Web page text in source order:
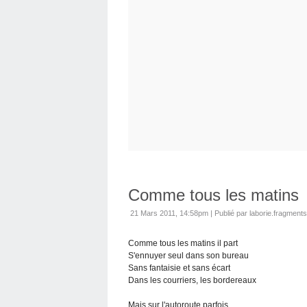
Comme tous les matins
21 Mars 2011, 14:58pm | Publié par laborie.fragments
Comme tous les matins il part
S'ennuyer seul dans son bureau
Sans fantaisie et sans écart
Dans les courriers, les bordereaux
Mais sur l'autoroute parfois